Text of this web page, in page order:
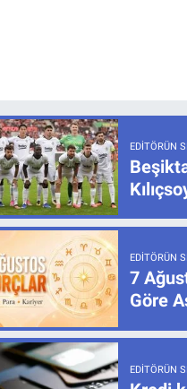
EDITÖRÜN
EDITÖRÜN
7
Göre
EDITÖRÜN